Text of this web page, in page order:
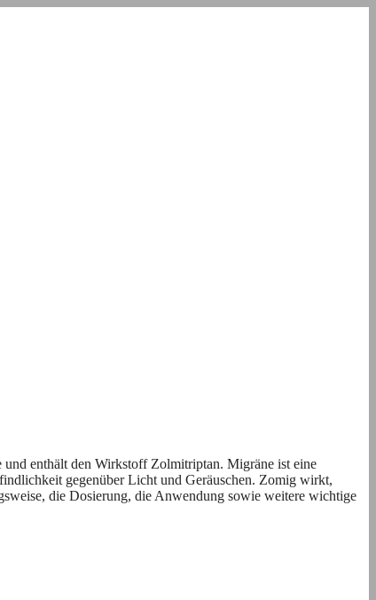
enthält den Wirkstoff Zolmitriptan. Migräne ist eine
gegenüber Licht und Geräuschen. Zomig wirkt,
die Dosierung, die Anwendung sowie weitere wichtige